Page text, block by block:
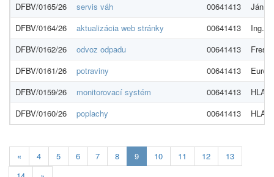
DFBV/0165/26
servis váh 00641413
Ján
DFBV/0164/26
aktualizácia web stránky 00641413
Ing.
DFBV/0162/26
odvoz odpadu 00641413
DFBV/0161/26
potraviny 00641413
DFBV/0159/26
monitorovací systém 00641413
DFBV/0160/26
poplachy 00641413
« 4 5 6 7 8 9Aktuálna
stránka
10 11 12
13